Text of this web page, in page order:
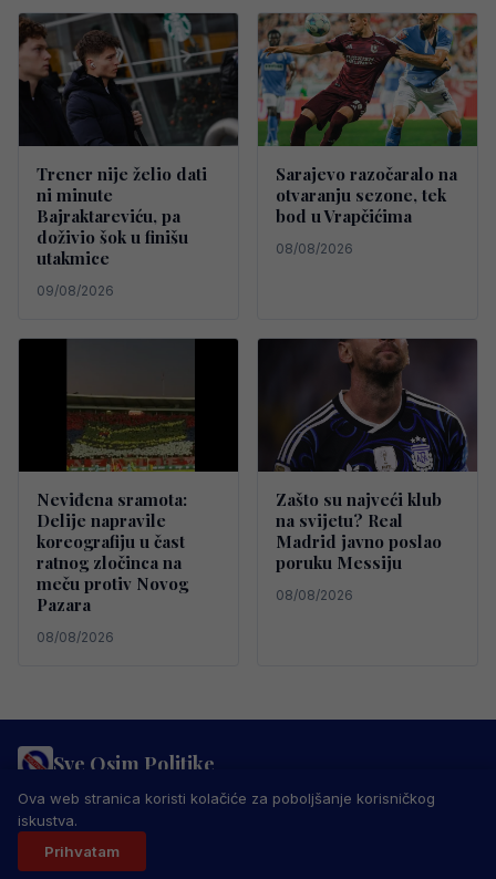
Trener nije želio dati
ni minute
Bajraktareviću, pa
doživio šok u finišu
utakmice
09/08/2026
Sarajevo razočaralo na
otvaranju sezone, tek
bod u Vrapčićima
08/08/2026
Neviđena sramota:
Delije napravile
koreografiju u čast
ratnog zločinca na
meču protiv Novog
Pazara
08/08/2026
Zašto su najveći klub
na svijetu? Real
Madrid javno poslao
poruku Messiju
08/08/2026
Sve Osim Politike
PRAVILA PRIVATNOSTI MARKETING
USLOVI KORIŠTENJA
IMPRESSUM
© 2026 Sve Osim Politike. Sva prava zadržana.
Ova web stranica koristi kolačiće za poboljšanje korisničkog
iskustva.
Prihvatam